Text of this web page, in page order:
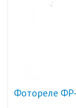
Фотореле